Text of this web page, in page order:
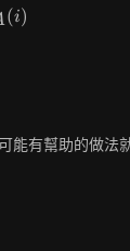
(i)
能有幫助的做法